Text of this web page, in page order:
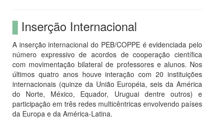
Inserção Internacional
A inserção internacional do PEB/COPPE é evidenciada pelo
número expressivo de acordos de cooperação científica
com movimentação bilateral de professores e alunos. Nos
últimos quatro anos houve interação com 20 instituições
internacionais (quinze da União Européia, seis da América
do Norte, México, Equador, Uruguai dentre outros) e
participação em três redes multicêntricas envolvendo países
da Europa e da América-Latina.